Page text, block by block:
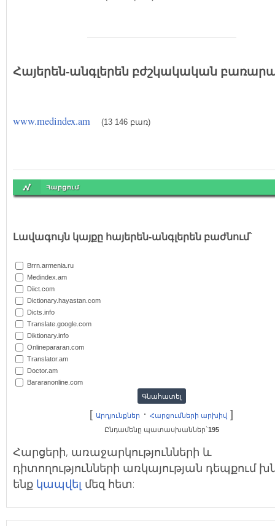
Հայերեն-անգլերեն բժշկակական
www.medindex.am (13 146 բառ)
Լավագույն կայքը հայերեն-անգլերեն բաժնում`
Brrn.armenia.ru
Medindex.am
Diict.com
Dictionary.hayastan.com
Dicts.info
Translate.google.com
Diktionary.info
Onlinepararan.com
Translator.am
Doctor.am
Bararanonline.com
[ Արդյունքներ ·Հարցումների արխիվ ]
Ընդամենը պատասխաններ`195
Հարցերի, առաջարկությունների և
դիտողությունների առկայության դեպքում
ենք կապվել մեզ հետ: